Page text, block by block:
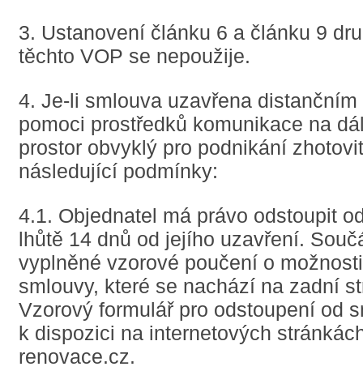
3. Ustanovení článku 6 a článku 9
těchto VOP se nepoužije.
4. Je-li smlouva uzavřena
pomoci prostředků komunikace na
prostor obvyklý pro podnikání
následující podmínky:
4.1. Objednatel má právo odstoupit
lhůtě 14 dnů od jejího uzavření.
vyplněné vzorové poučení o
smlouvy, které se nachází na zadní
Vzorový formulář pro odstoupení od
k dispozici na internetových
renovace.cz.